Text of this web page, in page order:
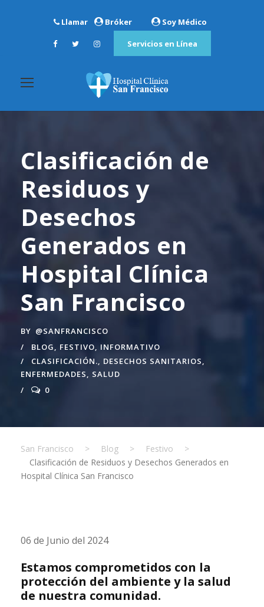
Llamar Bróker Soy Médico
Servicios en Línea
Clasificación de
Residuos y
Desechos
Generados en
Hospital Clínica
San Francisco
BY @SANFRANCISCO
BLOG, FESTIVO, INFORMATIVO
CLASIFICACIÓN., DESECHOS SANITARIOS,
ENFERMEDADES, SALUD
0
San Francisco > Blog > Festivo
>
Clasificación de Residuos y Desechos Generados en
Hospital Clínica San Francisco
06 de Junio del 2024
Estamos comprometidos con la
protección del ambiente y la salud
de nuestra comunidad.